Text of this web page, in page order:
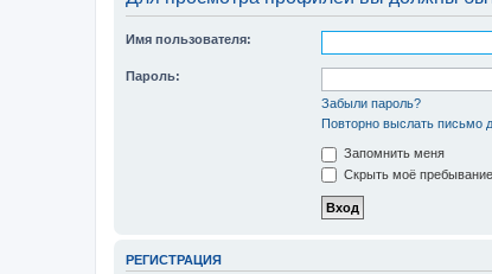
Имя пользователя:
Пароль:
Забыли пароль?
Повторно выслать письмо
Запомнить меня
Скрыть моё
РЕГИСТРАЦИЯ